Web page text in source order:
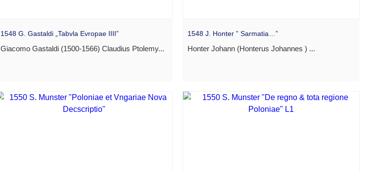
1548 G. Gastaldi „Tabvla Evropae IIII”
Giacomo Gastaldi (1500-1566) Claudius Ptolemy...
1548 J. Honter ” Sarmatia…”
Honter Johann (Honterus Johannes ) ...